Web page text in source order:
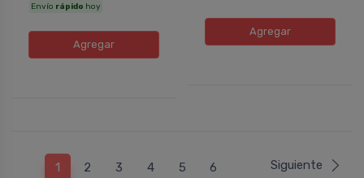
Envío rápido hoy
Agregar
Agregar
1 2 3 4 5 6 Siguiente